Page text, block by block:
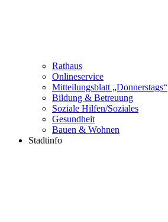
Rathaus
Onlineservice
Mitteilungsblatt „Donnerstags“
Bildung & Betreuung
Soziale Hilfen/Soziales
Gesundheit
Bauen & Wohnen
Stadtinfo